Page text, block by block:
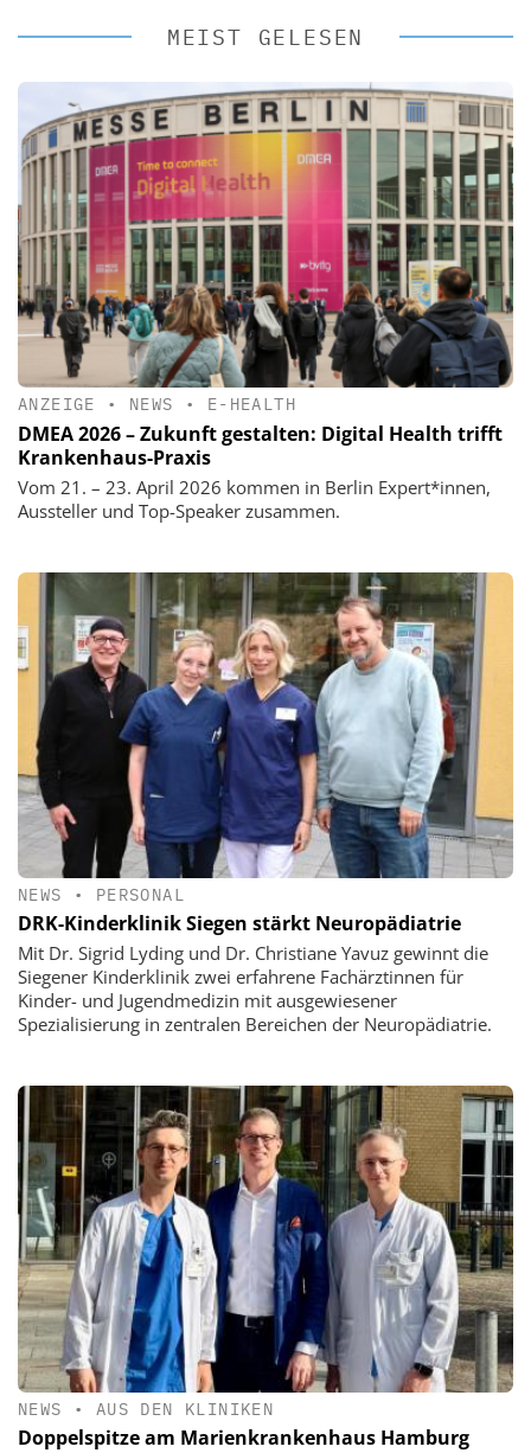
MEIST GELESEN
ANZEIGE • NEWS • E-HEALTH
DMEA 2026 – Zukunft gestalten: Digital Health trifft
Krankenhaus-Praxis
Vom 21. – 23. April 2026 kommen in Berlin Expert*innen,
Aussteller und Top-Speaker zusammen.
NEWS • PERSONAL
DRK-Kinderklinik Siegen stärkt Neuropädiatrie
Mit Dr. Sigrid Lyding und Dr. Christiane Yavuz gewinnt die
Siegener Kinderklinik zwei erfahrene Fachärztinnen für
Kinder- und Jugendmedizin mit ausgewiesener
Spezialisierung in zentralen Bereichen der Neuropädiatrie.
NEWS • AUS DEN KLINIKEN
Doppelspitze am Marienkrankenhaus Hamburg